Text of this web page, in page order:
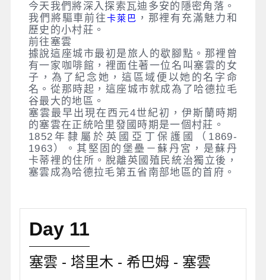
今天我們將深入探索瓦迪多安的隱密角落。
我們將驅車前往卡萊巴 ，那裡有充滿魅力和
歷史的小村莊。
前往塞雲
據說這座城市最初是旅人的歇腳點。那裡曾
有一家咖啡館，裡面住著一位名叫塞雲的女
子，為了紀念她，這區域便以她的名字命
名。從那時起，這座城市就成為了哈德拉毛
谷最大的地區。
塞雲最早出現在西元4世紀初，伊斯蘭時期
的塞雲在正統哈里發國時期是一個村莊。
1852年隸屬於英國亞丁保護國（1869-
1963）。其堅固的堡壘－蘇丹宮，是蘇丹
卡蒂裡的住所。脫離英國殖民統治獨立後，
塞雲成為哈德拉毛第五省南部地區的首府。
Day 11
塞雲 - 塔里木 - 希巴姆 - 塞雲